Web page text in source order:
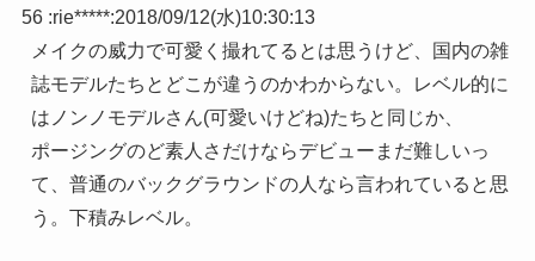
56 :rie*****:2018/09/12(水)10:30:13
メイクの威力で可愛く撮れてるとは思うけど、国内の雑
誌モデルたちとどこが違うのかわからない。レベル的に
はノンノモデルさん(可愛いけどね)たちと同じか、
ポージングのど素人さだけならデビューまだ難しいっ
て、普通のバックグラウンドの人なら言われていると思
う。下積みレベル。